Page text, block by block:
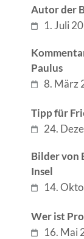
Autor der
1. Juli
Paulus
8. März
Tipp für
24.
Bilder von
Insel
14.
Wer ist
16. Mai